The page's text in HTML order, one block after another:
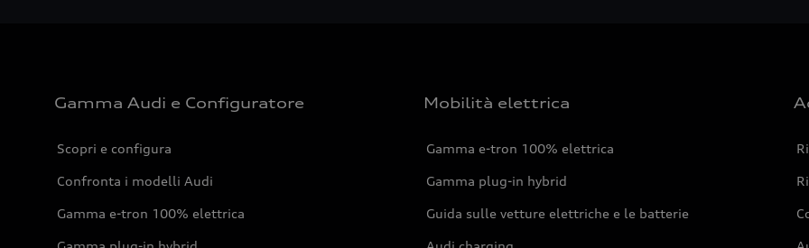
Gamma Audi e Configuratore
Scopri e configura
Confronta i modelli Audi
Gamma e-tron 100% elettrica
Mobilità elettrica
Gamma e-tron 100% elettrica
Gamma plug-in hybrid
Guida sulle vetture elettriche e le batterie